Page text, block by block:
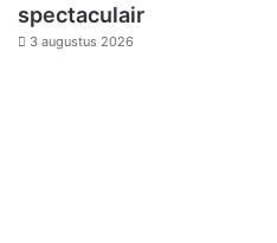
spectaculair
3 augustus 2026